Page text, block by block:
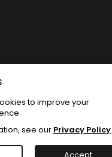
to improve your
see our Privacy Policy.